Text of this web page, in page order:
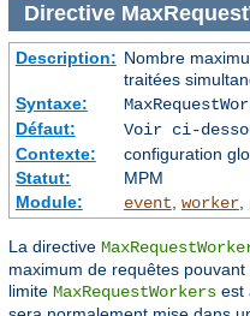
Directive
Description: Nombre
traitées
Syntaxe:
Défaut:
Voir ci-
Contexte:
configuration
Statut:
MPM
Module:
event worker,
La directive
maximum de requêtes
limite MaxRequestWorkers est